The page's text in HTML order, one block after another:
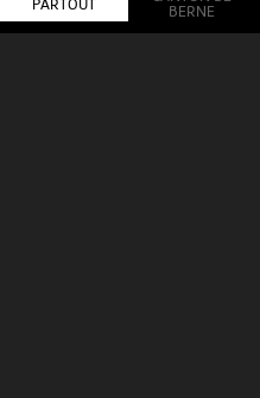
PARTOUT
BERNE